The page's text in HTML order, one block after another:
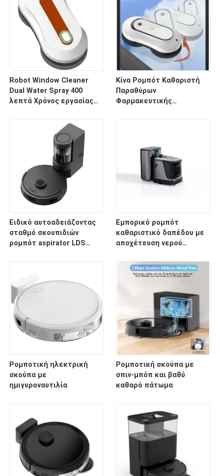
Robot Window Cleaner
Dual Water Spray 400
λεπτά Χρόνος εργασίας
Κίνα Ρομπότ Καθαριστή
Παραθύρων
Φαρμακευτικής
Ειδικό αυτοαδειάζοντας
σταθμό σκουπιδιών
ρομπότ aspirator LDS
Εμπορικό ρομπότ
καθαριστικό δαπέδου με
αποχέτευση νερού
Ρομποτική ηλεκτρική
σκούπα με
ημιγυροναυτιλία
Ρομποτική σκούπα με
σπιν-μπόπ και βαθύ
καθαρό πάτωμα